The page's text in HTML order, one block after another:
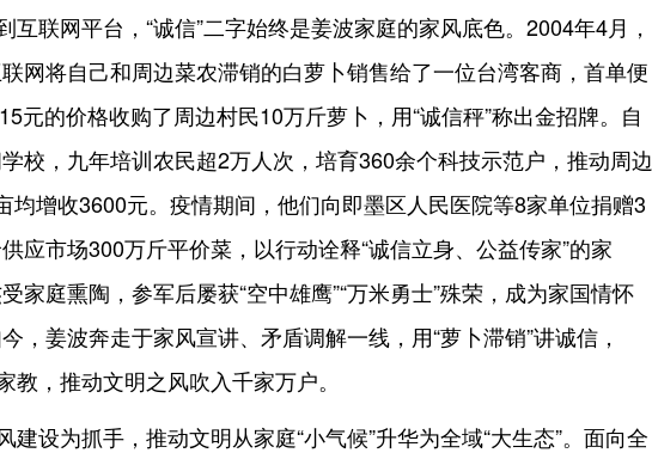
互联网平台，“诚信”二字始终是姜波家庭的家风底色。2004年4月，
网将自己和周边菜农滞销的白萝卜销售给了一位台湾客商，首单便
元的价格收购了周边村民10万斤萝卜，用“诚信秤”称出金招牌。自
校，九年培训农民超2万人次，培育360余个科技示范户，推动周边
均增收3600元。疫情期间，他们向即墨区人民医院等8家单位捐赠3
应市场300万斤平价菜，以行动诠释“诚信立身、公益传家”的家
家庭熏陶，参军后屡获“空中雄鹰”“万米勇士”殊荣，成为家国情怀
，姜波奔走于家风宣讲、矛盾调解一线，用“萝卜滞销”讲诚信，
教，推动文明之风吹入千家万户。
建设为抓手，推动文明从家庭“小气候”升华为全域“大生态”。面向全